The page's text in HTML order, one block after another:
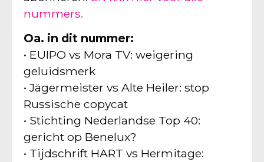
nummers.
Oa. in dit nummer:
• EUIPO vs Mora TV: weigering
geluidsmerk
• Jägermeister vs Alte Heiler: stop
Russische copycat
• Stichting Nederlandse Top 40:
gericht op Benelux?
• Tijdschrift HART vs Hermitage: